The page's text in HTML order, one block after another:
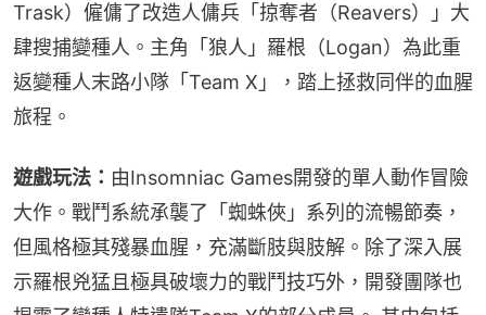
Trask）僱傭了改造人傭兵「掠奪者（Reavers）」大
肆搜捕變種人。主角「狼人」羅根（Logan）為此重
返變種人末路小隊「Team X」，踏上拯救同伴的血腥
旅程。
遊戲玩法： 由Insomniac Games開發的單人動作冒險
大作。戰鬥系統承襲了「蜘蛛俠」系列的流暢節奏，
但風格極其殘暴血腥，充滿斷肢與肢解。除了深入展
示羅根兇猛且極具破壞力的戰鬥技巧外，開發團隊也